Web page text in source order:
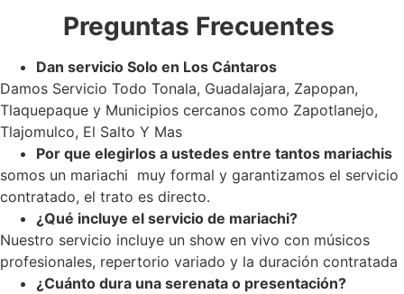
Preguntas Frecuentes
Dan servicio Solo en Los Cántaros
Damos Servicio Todo Tonala, Guadalajara, Zapopan,
Tlaquepaque y Municipios cercanos como Zapotlanejo,
Tlajomulco, El Salto Y Mas
Por que elegirlos a ustedes entre tantos mariachis
somos un mariachi muy formal y garantizamos el servicio
contratado, el trato es directo.
¿Qué incluye el servicio de mariachi?
Nuestro servicio incluye un show en vivo con músicos
profesionales, repertorio variado y la duración contratada
¿Cuánto dura una serenata o presentación?